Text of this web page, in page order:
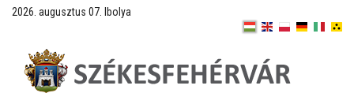
2026. augusztus 07. Ibolya